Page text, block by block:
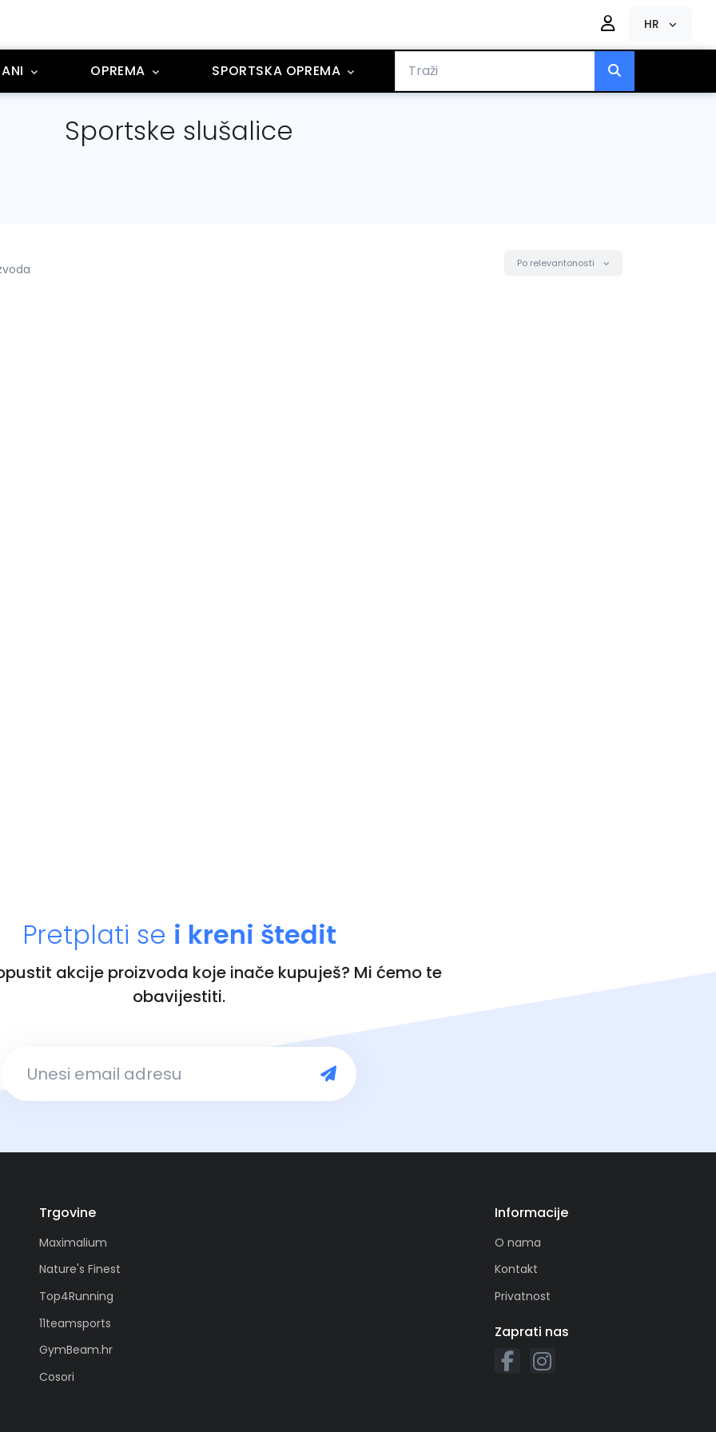
HR
OPREMA SPORTSKA OPREMA
Sportske slušalice
Po relevantonosti
Pretplati se i kreni štedit
akcije proizvoda koje inače kupuješ? Mi ćemo te
obavijestiti.
Trgovine
Maximalium
Nature's Finest
Top4Running
11teamsports
GymBeam.hr
Cosori
Informacije
O nama
Kontakt
Privatnost
Zaprati nas